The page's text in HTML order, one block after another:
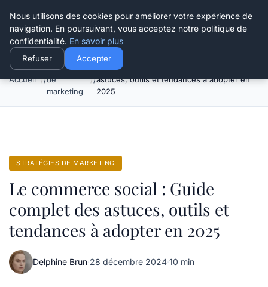
Henry Panky
Accueil
Stratégies
de
marketing
Le commerce social : Guide complet des
astuces, outils et tendances à adopter en
2025
STRATÉGIES DE MARKETING
Le commerce social : Guide
complet des astuces, outils et
tendances à adopter en 2025
Delphine Brun·28 décembre 2024·10 min
Nous utilisons des cookies pour améliorer votre expérience de
navigation. En poursuivant, vous acceptez notre politique de
confidentialité. En savoir plus
Refuser Accepter